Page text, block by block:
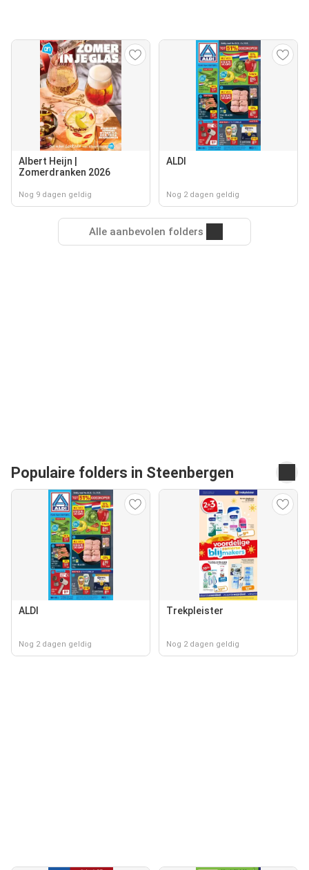
Albert Heijn |
Zomerdranken 2026
Nog 9 dagen geldig
ALDI
Nog 2 dagen geldig
Alle aanbevolen folders
Populaire folders in Steenbergen
ALDI
Nog 2 dagen geldig
Trekpleister
Nog 2 dagen geldig